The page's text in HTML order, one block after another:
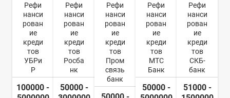
Рефи
нанси
рован
ие
креди
тов
УБРи
Р
100000 -
Рефи
нанси
рован
ие
креди
тов
Росба
нк
50000 -
Рефи
нанси
рован
ие
креди
тов
Пром
связь
банк
Рефи
нанси
рован
ие
креди
тов
МТС
Банк
50000 -
Рефи
нанси
рован
ие
креди
тов
СКБ-
банк
51000 -